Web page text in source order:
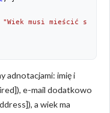
"Wiek musi mieścić się w
adnotacjami: imię i
e-mail dodatkowo
a wiek ma